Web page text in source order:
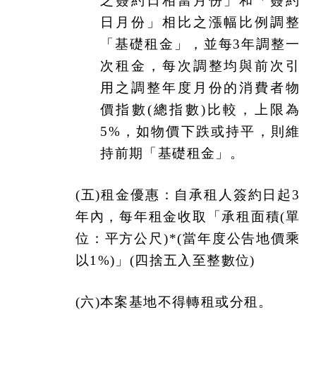
日月份」相比之漲幅比例調整
「基礎租金」，並每3年調整一
次租金，每次調整均與前次引
用之調整年度月份的消費者物
價指數(總指數)比較，上限為
5%，如物價下跌或持平，則維
持前期「基礎租金」。
(五)租金優惠：自承租人簽約日起3
年內，每年租金收取「承租面積(單
位：平方公尺)*(當年度公告地價乘
以1%)」(四捨五入至整數位)
(六)本案基地不得轉租或分租。